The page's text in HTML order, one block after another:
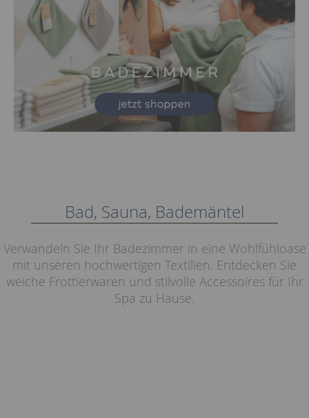
Bad, Sauna, Bademäntel
Verwandeln Sie Ihr Badezimmer in eine Wohlfühloase
mit unseren hochwertigen Textilien. Entdecken Sie
weiche Frottierwaren und stilvolle Accessoires für Ihr
Spa zu Hause.